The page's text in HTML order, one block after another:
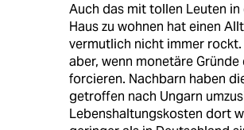
Auch das mit tollen Leuten in
Haus zu wohnen hat einen
vermutlich nicht immer rockt.
aber, wenn monetäre Gründe
forcieren. Nachbarn haben
getroffen nach Ungarn
Lebenshaltungskosten dort